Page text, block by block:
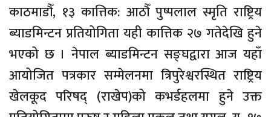
काठमाडौँ, १३ कात्तिक: आठौँ पुष्पलाल स्मृति राष्ट्रिय
ब्याडमिन्टन प्रतियोगिता यही कात्तिक २७ गतेदेखि हुने
भएको छ । नेपाल ब्याडमिन्टन सङ्घद्वारा आज यहाँ
आयोजित पत्रकार सम्मेलनमा त्रिपुरेश्वरस्थित राष्ट्रिय
खेलकूद परिषद् (राखेप)को कभर्डहलमा हुने उक्त